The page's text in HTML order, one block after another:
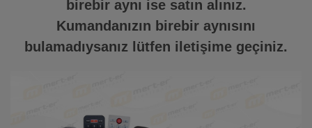
birebir aynı ise satın alınız.
Kumandanızın birebir aynısını
bulamadıysanız lütfen iletişime geçiniz.